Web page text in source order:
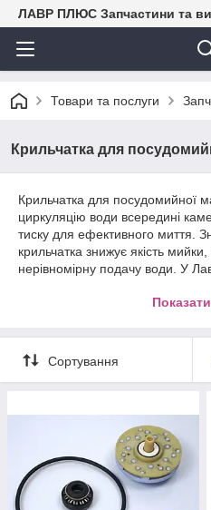
ЛАВР ПЛЮС Запчастини та
Товари та послуги
Крильчатка для
Крильчатка для посудомийної
циркуляцію води всередині
тиску для ефективного миття.
крильчатка знижує якість
нерівномірну подачу води. У
надійні, сумісні та виготовлені
результат миття.
Сортування